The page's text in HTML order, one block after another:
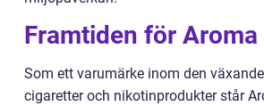
Framtiden för Aroma
Som ett varumärke inom den
cigaretter och nikotinprodukter står